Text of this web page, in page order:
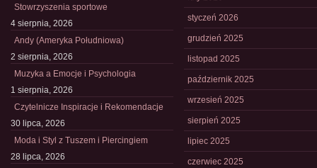
Stowrzyszenia sportowe
4 sierpnia, 2026
Andy (Ameryka Południowa)
2 sierpnia, 2026
Muzyka a Emocje i Psychologia
1 sierpnia, 2026
Czytelnicze Inspiracje i Rekomendacje
30 lipca, 2026
Moda i Styl z Tuszem i Piercingiem
28 lipca, 2026
styczeń 2026
grudzień 2025
listopad 2025
październik 2025
wrzesień 2025
sierpień 2025
lipiec 2025
czerwiec 2025